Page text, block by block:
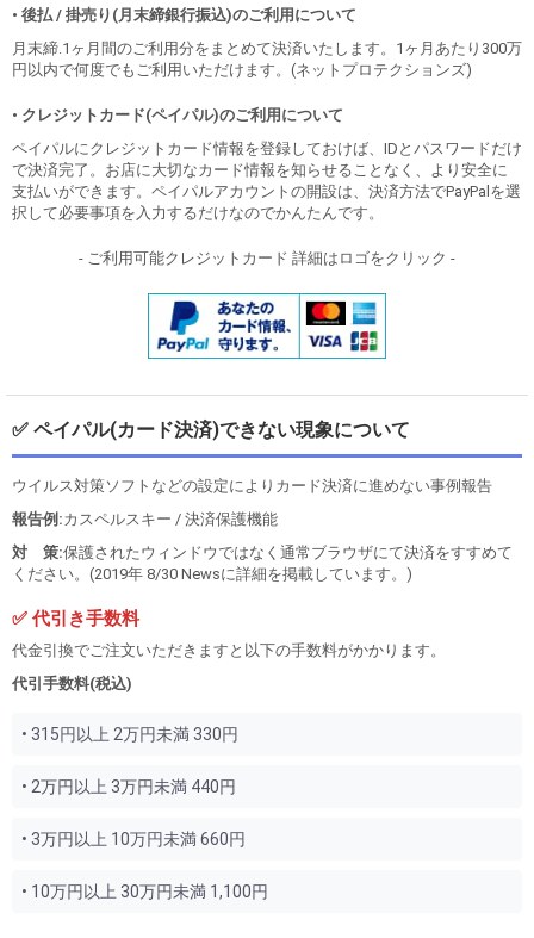
• 後払 / 掛売り(月末締銀行振込)のご利用について
月末締.1ヶ月間のご利用分をまとめて決済いたします。1ヶ月あたり300万
円以内で何度でもご利用いただけます。(ネットプロテクションズ)
• クレジットカード(ペイパル)のご利用について
ペイパルにクレジットカード情報を登録しておけば、IDとパスワードだけ
で決済完了。お店に大切なカード情報を知らせることなく、より安全に
支払いができます。ペイパルアカウントの開設は、決済方法でPayPalを選
択して必要事項を入力するだけなのでかんたんです。
- ご利用可能クレジットカード 詳細はロゴをクリック -
✅ ペイパル(カード決済)できない現象について
ウイルス対策ソフトなどの設定によりカード決済に進めない事例報告
報告例:カスペルスキー / 決済保護機能
対 策:保護されたウィンドウではなく通常ブラウザにて決済をすすめて
ください。(2019年 8/30 Newsに詳細を掲載しています。)
✅ 代引き手数料
代金引換でご注文いただきますと以下の手数料がかかります。
代引手数料(税込)
• 315円以上 2万円未満 330円
• 2万円以上 3万円未満 440円
• 3万円以上 10万円未満 660円
• 10万円以上 30万円未満 1,100円